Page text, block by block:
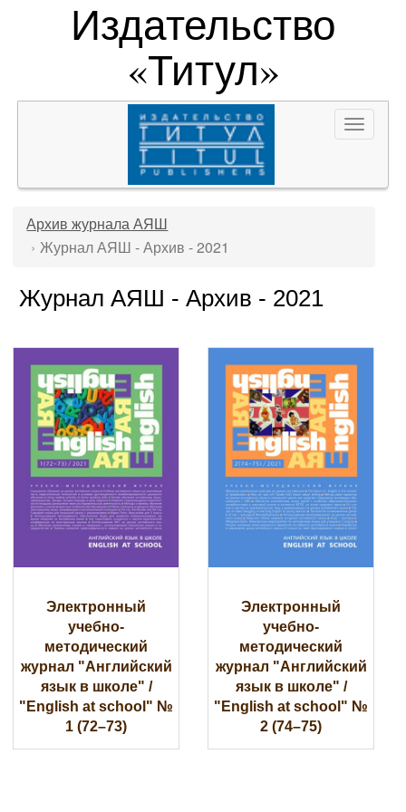
Издательство
«Титул»
Toggle
Архив журнала АЯШ
Журнал АЯШ - Архив - 2021
Журнал АЯШ - Архив - 2021
Электронный
учебно-
методический
журнал "Английский
язык в школе" /
"English at school" №
1 (72–73)
Электронный
учебно-
методический
журнал "Английский
язык в школе" /
"English at school" №
2 (74–75)